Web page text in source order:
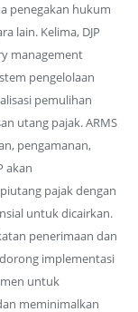
penegakan hukum
lain. Kelima, DJP
management
pengelolaan
pemulihan
utang pajak. ARMS
pengamanan,
akan
pajak dengan
untuk dicairkan.
penerimaan dan
implementasi
untuk
meminimalkan